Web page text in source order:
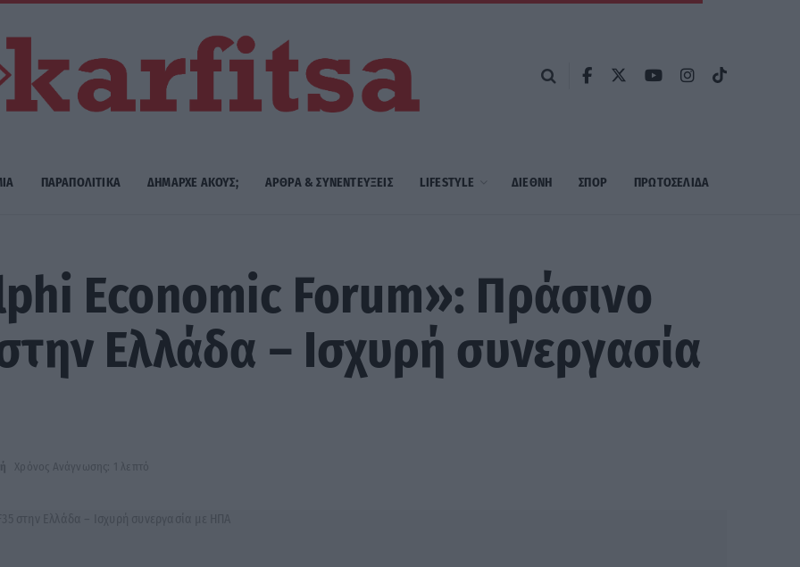
ΠΑΡΑΠΟΛΙΤΙΚΑ ΔΗΜΑΡΧE ΑΚΟΥΣ; ΑΡΘΡΑ & ΣΥΝΕΝΤΕΥΞΕΙΣ LIFESTYLE ΔΙΕΘΝΗ ΣΠΟΡ ΠΡΩΤΟΣΈΛΙΔΑ
Economic Forum»: Πράσινο
Ελλάδα – Ισχυρή συνεργασία
Χρόνος Ανάγνωσης: 1 λεπτό